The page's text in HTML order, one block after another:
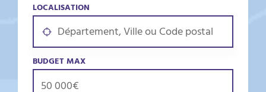
LOCALISATION
BUDGET MAX